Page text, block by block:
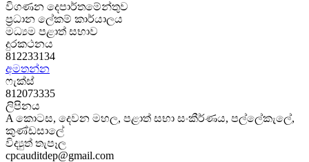
විගණන දෙපාර්තමේන්තුව
ප්‍රධාන ලේකම් කාර්යාලය
මධ්‍යම පළාත් සභාව
දුරකථනය
812233134
අමතන්න
ෆැක්ස්
812073335
ලිපිනය
A කොටස, දෙවන මහල, පළාත් සභා සංකීර්ණය, පල්ලේකැලේ,
කුණ්ඩසාලේ
විද්‍යුත් තැපෑල
cpcauditdep@gmail.com